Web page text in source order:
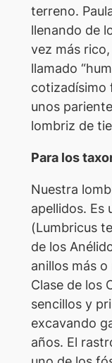
terreno.
llenando de
vez más
llamado
cotizadísimo
unos
lombriz de
Para los
Nuestra
apellidos. Es
(Lumbricus
de los
anillos más
Clase de los
sencillos y
excavando
años. El